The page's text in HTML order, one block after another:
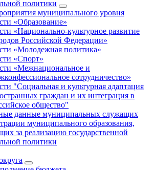
политики
муниципального уровня
«Образование»
«Национально-культурное развитие
Российской Федерации»
«Молодежная политика»
«Спорт»
«Межнациональное и
сотрудничество»
"Социальная и культурная адаптация
граждан и их интеграция в
общество"
данные муниципальных служащих
муниципального образования,
за реализацию государственной
политики